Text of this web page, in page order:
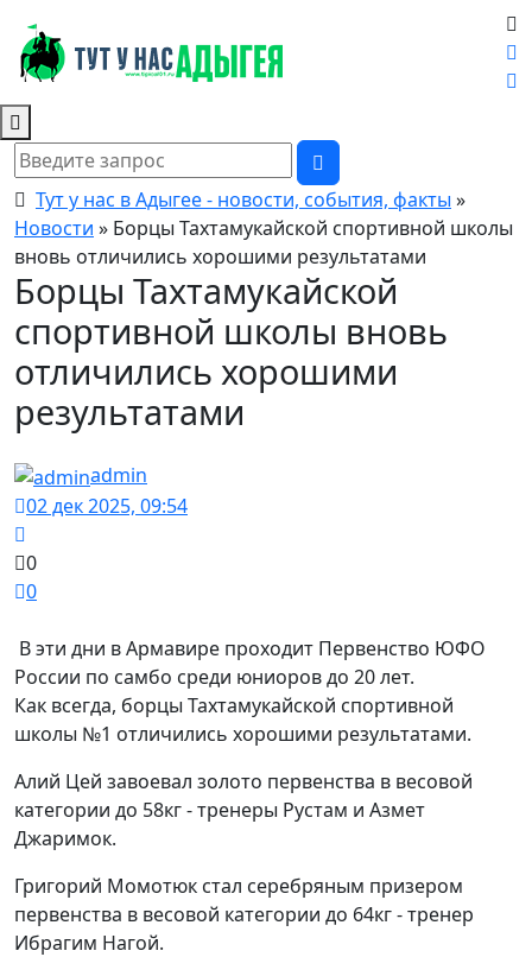
Тут у нас в Адыгее - новости, события, факты »
Новости » Борцы Тахтамукайской спортивной школы
вновь отличились хорошими результатами
Борцы Тахтамукайской
спортивной школы вновь
отличились хорошими
результатами
admin
02 дек 2025, 09:54
0
0
В эти дни в Армавире проходит Первенство ЮФО
России по самбо среди юниоров до 20 лет.
Как всегда, борцы Тахтамукайской спортивной
школы №1 отличились хорошими результатами.
Алий Цей завоевал золото первенства в весовой
категории до 58кг - тренеры Рустам и Азмет
Джаримок.
Григорий Момотюк стал серебряным призером
первенства в весовой категории до 64кг - тренер
Ибрагим Нагой.